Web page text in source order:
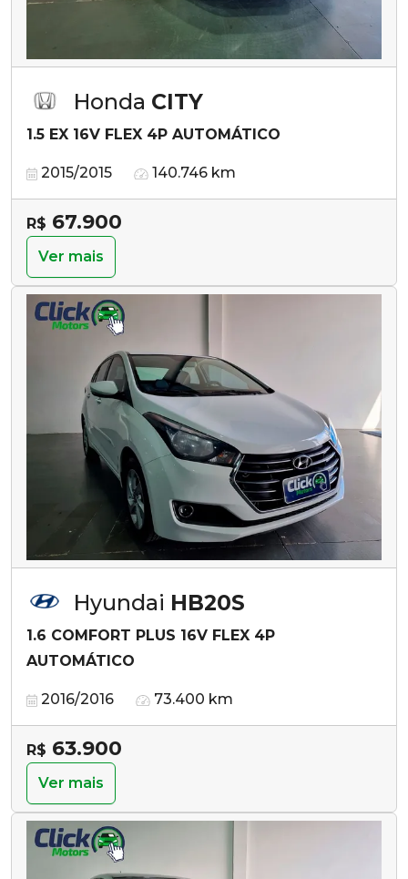
Honda CITY
1.5 EX 16V FLEX 4P AUTOMÁTICO
2015/2015 140.746 km
R$ 67.900
Ver mais
Hyundai HB20S
1.6 COMFORT PLUS 16V FLEX 4P
AUTOMÁTICO
2016/2016 73.400 km
R$ 63.900
Ver mais